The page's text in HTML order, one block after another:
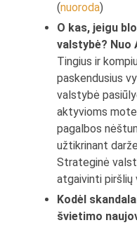
(nuoroda)
O kas, jeigu
valstybė? Nuo
Tingius ir
paskendusius
valstybė
aktyvioms
pagalbos
užtikrinant
Strateginė
atgaivinti piršlių
Kodėl
švietimo